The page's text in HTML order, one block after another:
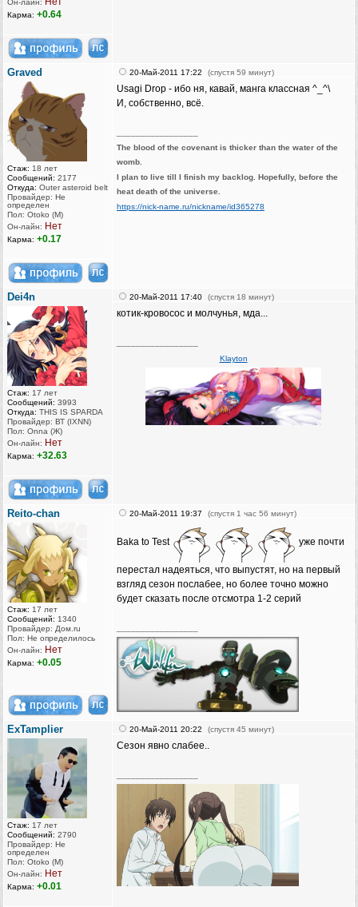
Он-лайн:
Карма: +0.64
Graved
Стаж: 18 лет
Сообщений: 2177
Откуда: Outer asteroid belt
Провайдер: Не
определен
Пол: Otoko (M)
Он-лайн: Нет
Карма: +0.17
20-Май-2011 17:22 (спустя 59 минут)
Usagi Drop - ибо ня, кавай, манга классная ^_^\
И, собственно, всё.
The blood of the covenant is thicker than the water of the
womb.
I plan to live till I finish my backlog. Hopefully, before the
heat death of the universe.
https://nick-name.ru/nickname/id365278
Dei4n
Стаж: 17 лет
Сообщений: 3993
Откуда: THIS IS SPARDA
Провайдер: ВТ (IXNN)
Пол: Onna (Ж)
Он-лайн: Нет
Карма: +32.63
20-Май-2011 17:40 (спустя 18 минут)
котик-кровосос и молчунья, мда...
Klayton
Reito-chan
Стаж: 17 лет
Сообщений: 1340
Провайдер: Дом.ru
Пол: Не определилось
Он-лайн: Нет
Карма: +0.05
20-Май-2011 19:37 (спустя 1 час 56 минут)
Baka to Test уже почти
перестал надеяться, что выпустят, но на первый
взгляд сезон послабее, но более точно можно
будет сказать после отсмотра 1-2 серий
ExTamplier
Стаж: 17 лет
Сообщений: 2790
Провайдер: Не
определен
Пол: Otoko (M)
Он-лайн: Нет
Карма: +0.01
20-Май-2011 20:22 (спустя 45 минут)
Сезон явно слабее..